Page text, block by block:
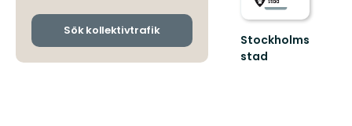
och
Sök kollektivtrafik
Stockholms
stad